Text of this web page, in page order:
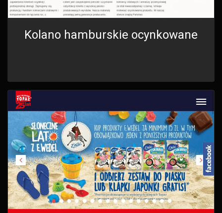
Kolano hamburskie ocynkowane